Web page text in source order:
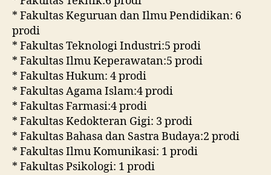
* Fakultas Keguruan dan Ilmu Pendidikan: 6
prodi
* Fakultas Teknologi Industri:5 prodi
* Fakultas Ilmu Keperawatan:5 prodi
* Fakultas Hukum: 4 prodi
* Fakultas Agama Islam:4 prodi
* Fakultas Farmasi:4 prodi
* Fakultas Kedokteran Gigi: 3 prodi
* Fakultas Bahasa dan Sastra Budaya:2 prodi
* Fakultas Ilmu Komunikasi: 1 prodi
* Fakultas Psikologi: 1 prodi